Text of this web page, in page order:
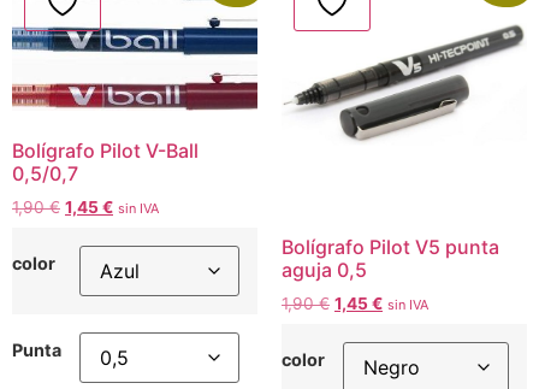
Bolígrafo Pilot V-Ball
0,5/0,7
1,90€ 1,45€ sin IVA
color
Punta
Bolígrafo Pilot V5 punta
aguja 0,5
1,90€ 1,45€ sin IVA
color